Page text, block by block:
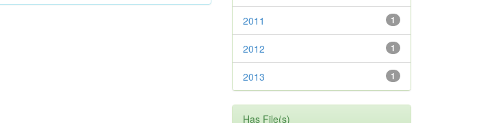
1
2011
1
2012
1
2013
Has File(s)